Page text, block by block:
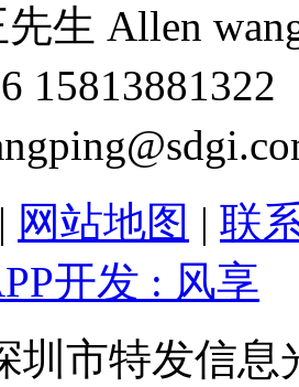
生 Allen
15813881322
| 网站地图 | 联
开发 : 风享
市特发信息